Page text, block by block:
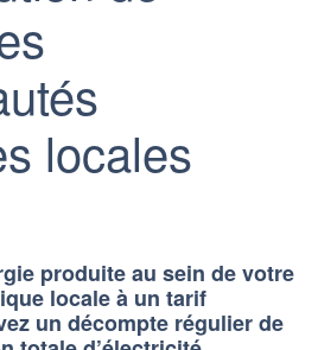
locales
produite au sein de votre
locale à un tarif
un décompte régulier de